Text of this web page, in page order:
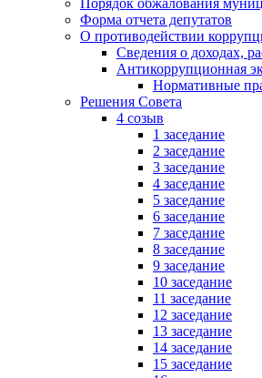
Порядок обжалования
Форма отчета депутатов
О противодействии
Сведения о доходах,
Антикоррупционная
Нормативные
Решения Совета
4 созыв
1 заседание
2 заседание
3 заседание
4 заседание
5 заседание
6 заседание
7 заседание
8 заседание
9 заседание
10 заседание
11 заседание
12 заседание
13 заседание
14 заседание
15 заседание